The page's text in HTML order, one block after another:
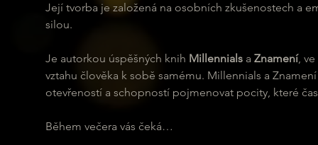
Její tvorba je založená na osobních zkušenostech a
silou.
Je autorkou úspěšných knih Millennials a Znamení,
vztahu člověka k sobě samému. Millennials a
otevřeností a schopností pojmenovat pocity, které
Během večera vás čeká…